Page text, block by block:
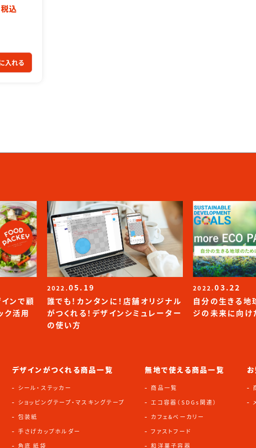
税込
入れる
ンで顧
ク活用
2022.05.19
誰でも！カンタンに！店舗オリジナル
がつくれる！デザインシミュレーター
の使い方
2022.03.22
自分の生きる地
ジの未来に向け
デザインがつくれる商品一覧
シール・ステッカー
ショッピングテープ・マスキングテープ
包装紙
手さげカップホルダー
角底 紙袋
無地で使える商品一覧
商品一覧
エコ容器（SDGs関連）
カフェ&ベーカリー
ファストフード
和洋菓子容器